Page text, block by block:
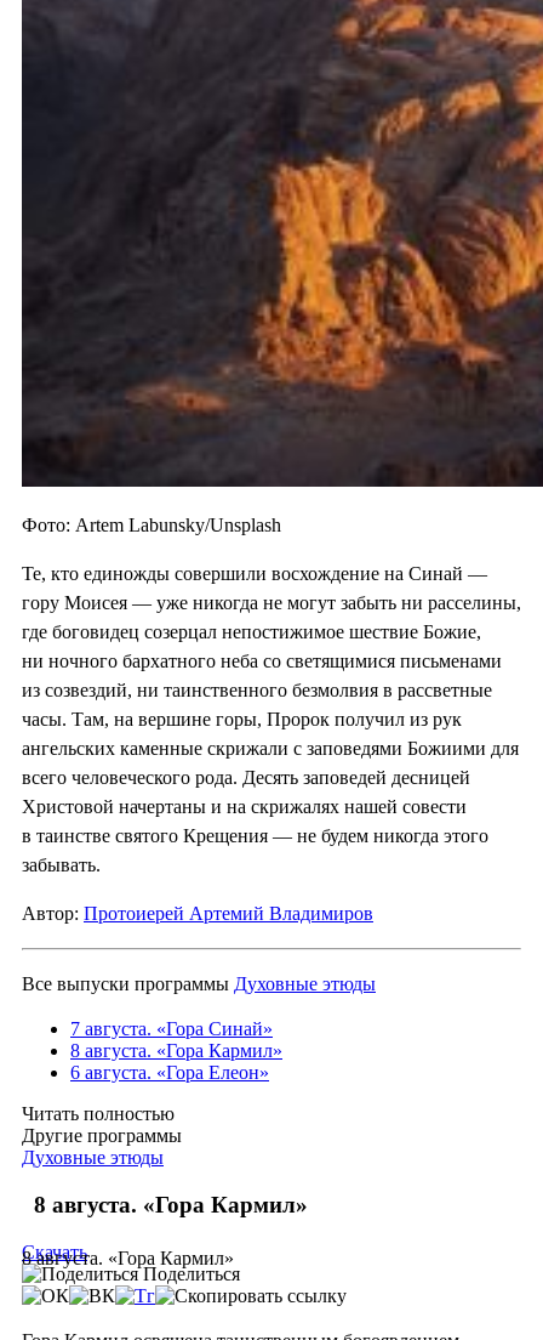
Фото: Artem Labunsky/Unsplash
Те, кто единожды совершили восхождение на Синай —
гору Моисея — уже никогда не могут забыть ни расселины,
где боговидец созерцал непостижимое шествие Божие,
ни ночного бархатного неба со светящимися письменами
из созвездий, ни таинственного безмолвия в рассветные
часы. Там, на вершине горы, Пророк получил из рук
ангельских каменные скрижали с заповедями Божиими для
всего человеческого рода. Десять заповедей десницей
Христовой начертаны и на скрижалях нашей совести
в таинстве святого Крещения — не будем никогда этого
забывать.
Автор: Протоиерей Артемий Владимиров
Все выпуски программы Духовные этюды
7 августа. «Гора Синай»
8 августа. «Гора Кармил»
6 августа. «Гора Елеон»
Читать полностью
Другие программы
Духовные этюды
8 августа. «Гора Кармил»
8 августа. «Гора Кармил»
Скачать
Поделиться